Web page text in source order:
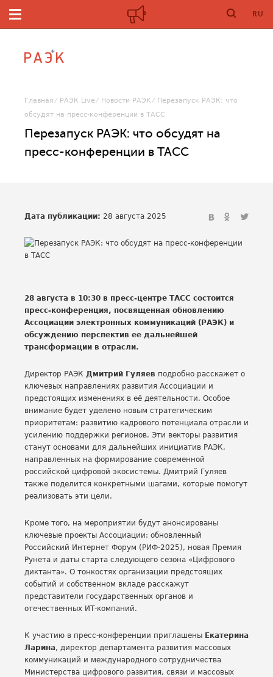
RU
Главная РАЭК Live Новости РАЭК
Перезапуск РАЭК: что
обсудят на пресс-конференции в ТАСС
Перезапуск РАЭК: что обсудят на
пресс-конференции в ТАСС
Дата публикации: 28 августа 2025
28 августа в 10:30 в пресс-центре ТАСС состоится
пресс-конференция, посвященная обновлению
Ассоциации электронных коммуникаций (РАЭК) и
обсуждению перспектив ее дальнейшей
трансформации в отрасли.
Директор РАЭК Дмитрий Гуляев подробно расскажет о
ключевых направлениях развития Ассоциации и
предстоящих изменениях в её деятельности. Особое
внимание будет уделено новым стратегическим
приоритетам: развитию кадрового потенциала отрасли и
усилению поддержки регионов. Эти векторы развития
станут основами для дальнейших инициатив РАЭК,
направленных на формирование современной
российской цифровой экосистемы. Дмитрий Гуляев
также поделится конкретными шагами, которые помогут
реализовать эти цели.
Кроме того, на мероприятии будут анонсированы
ключевые проекты Ассоциации: обновленный
Российский Интернет Форум (РИФ-2025), новая Премия
Рунета и даты старта следующего сезона «Цифрового
диктанта». О тонкостях организации предстоящих
событий и собственном вкладе расскажут
представители государственных органов и
отечественных ИТ-компаний.
К участию в пресс-конференции приглашены Екатерина
Ларина, директор департамента развития массовых
коммуникаций и международного сотрудничества
Министерства цифрового развития, связи и массовых